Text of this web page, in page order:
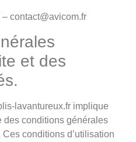
– contact@avicom.fr
et des
lavantureux.fr implique
des conditions générales
conditions d’utilisation